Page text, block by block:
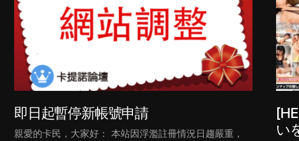
即日起暫停新帳號申請
親愛的卡民，大家好： 本站因浮濫註冊情況日趨嚴重，
い